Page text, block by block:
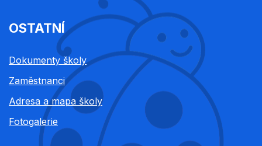
OSTATNÍ
Dokumenty školy
Zaměstnanci
Adresa a mapa školy
Fotogalerie